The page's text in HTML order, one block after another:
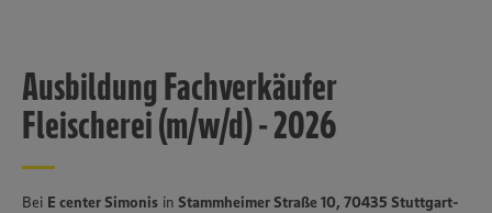
Ausbildung Fachverkäufer
Fleischerei (m/w/d) - 2026
Bei E center Simonis in Stammheimer Straße 10, 70435 Stuttgart-